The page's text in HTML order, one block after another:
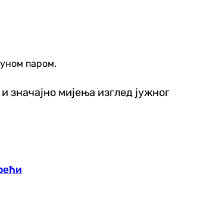
паром.
значајно мијења изглед јужног